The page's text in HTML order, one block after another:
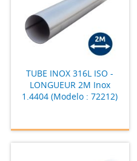
TUBE INOX 316L ISO -
LONGUEUR 2M Inox
1.4404 (Modelo : 72212)